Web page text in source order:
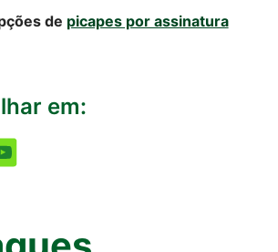
de picapes por assinatura
em: